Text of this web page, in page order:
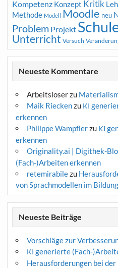
Kompetenz Konzept Kritik
Methode Modell Moodle neu
Problem Projekt
Unterricht Versuch
Neueste Kommentare
Arbeitsloserzu
Maik Rieckenzu KI
erkennen
Philippe Wampflerzu KI
erkennen
Originality.ai | Digithek-
(Fach-)Arbeiten erkennen
retemirabilezu
von Sprachmodellen im
Neueste Beiträge
Vorschläge zur
KI generierte (Fach-
Herausforderungen bei der